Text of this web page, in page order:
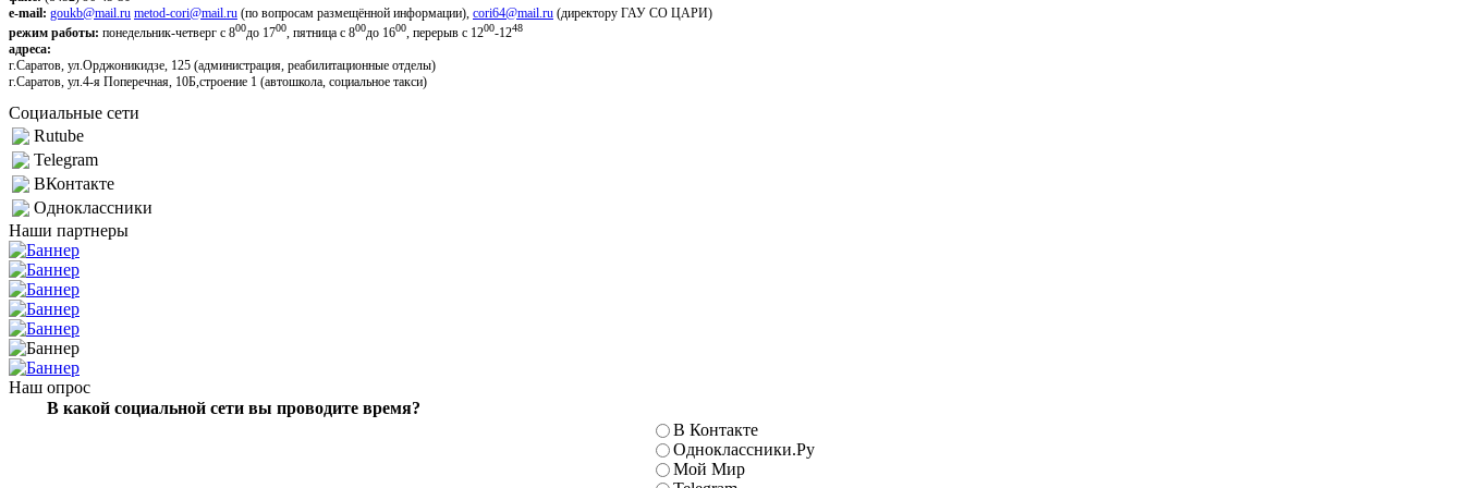
e-mail: goukb@mail.ru metod-cori@mail.ru (по вопросам размещённой информации), cori64@mail.ru (директору ГАУ СО ЦАРИ)
режим работы: понедельник-четверг с 800до 1700 , пятница с 800до 1600 , перерыв с 1200-1248
адреса:
г.Саратов, ул.Орджоникидзе, 125 (администрация, реабилитационные отделы)
г.Саратов, ул.4-я Поперечная, 10Б,строение 1 (автошкола, социальное такси)
Социальные сети
Rutube
Telegram
ВКонтакте
Одноклассники
Наши партнеры
Наш опрос
В какой социальной сети вы проводите время?
В Контакте
Одноклассники.Ру
Мой Мир